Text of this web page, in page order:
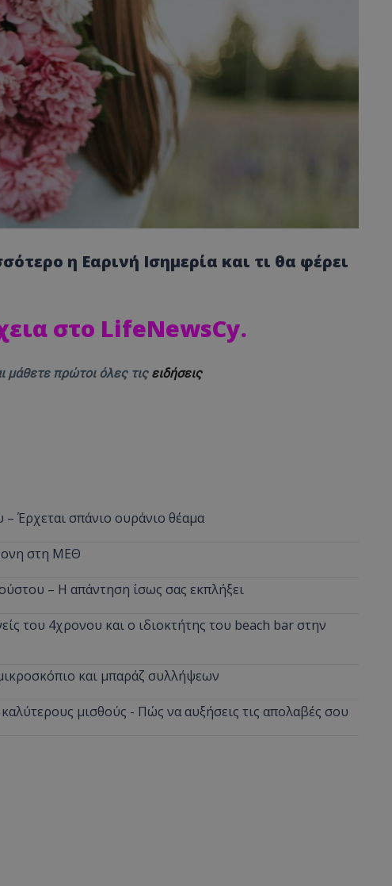
η Εαρινή Ισημερία και τι θα φέρει
στο LifeNewsCy.
μάθετε πρώτοι όλες τις ειδήσεις
Έρχεται σπάνιο ουράνιο θέαμα
στη ΜΕΘ
– Η απάντηση ίσως σας εκπλήξει
του 4χρονου και ο ιδιοκτήτης του beach bar στην
και μπαράζ συλλήψεων
μισθούς - Πώς να αυξήσεις τις απολαβές σου